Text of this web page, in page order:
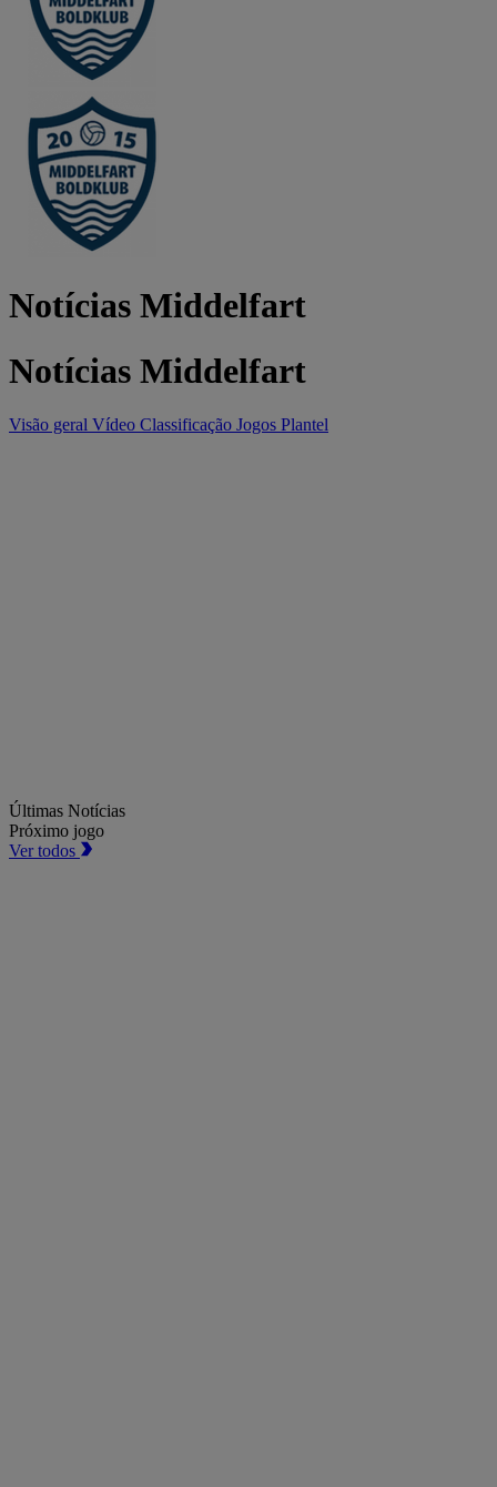
Notícias Middelfart
Notícias Middelfart
Visão geral Vídeo Classificação Jogos Plantel
Últimas Notícias
Próximo jogo
Ver todos